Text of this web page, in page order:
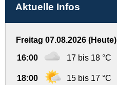
Aktuelle Infos
Freitag 07.08.2026 (Heute)
16:00 17 bis 18 °C
18:00 15 bis 17 °C